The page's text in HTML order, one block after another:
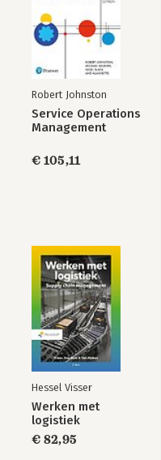
Robert Johnston
Service Operations
Management
€ 105,11
Hessel Visser
Werken met
logistiek
€ 82,95